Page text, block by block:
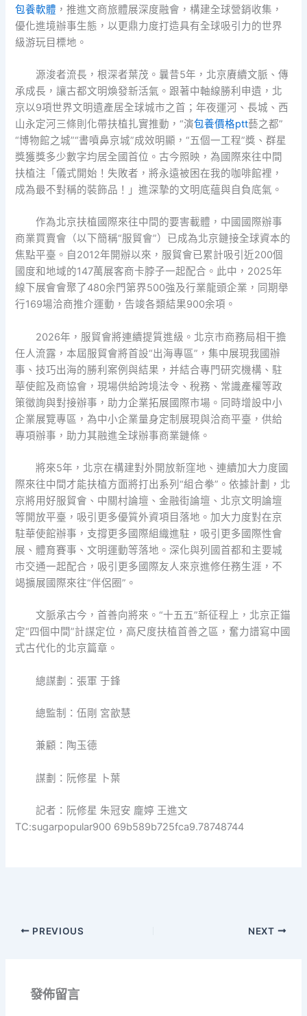
包養軟體 ，推進文商旅體展深度融會，構建全球營銷收集，
優化進境辦事生態，以更鼎力度打造具有全球吸引力的世界
級游玩目標地。
源浚者流長，根深者葉茂。曩昔5年，北京賡續文脈、傳
承成長，讓古都文明煥發新活氣。跟著中軸線勝利申遺，北
京以9項世界文明遺產居全球城市之首；年夜運河、長城、西
山永定河三條則化帶扶植扎實推動，“演包養價格ptt藝之都”
“博物館之城”“書噴鼻京城”成效明顯，“五個一工程”獎、群星
獎獲獎多少數字均居全國首位。古今照映，為國際來往中間
扶植注「儀式開始！失敗者，將永遠被困在我的咖啡館裡，
成為最不對稱的裝飾品！」進深摯的文明底蘊與自負底氣。
作為北京扶植國際來往中間的要害載體，中國國際辦事
商業買賣會（以下簡稱“服貿會”）已成為北京鏈接全球資本的
焦點平臺。自2012年開辦以來，服貿會已累計吸引近200個
國度和地域的147萬展客商卡脖子一起配合。此中，2025年
線下展會會聚了480余門第界500強及行業龍頭企業，同期舉
行169場洽商推介運動，告竣各類結果900余項。
2026年，服貿會將連續提質進級。北京市商務局相干擔
任人流露，本屆服貿會將首設“出海專區”，集中展現我國辦
事、技巧出海的勝利案例與結果，并結合專門研究機構、駐
華使館及商協會，現場供給跨境法令、稅務、常識產權等政
策徵詢與對接辦事，助力企業拓展國際市場。同時增設中小
企業展覽專區，為中小企業量身定制展現與洽商平臺，供給
專項辦事，助力其融進全球辦事商業鏈條。
將來5年，北京在構建對外開放新窪地、連續加大力度國
際來往中間才能扶植方面將打出系列“組合拳”。依據計劃，北
京將用好服貿會、中關村論壇、金融街論壇、北京文明論壇
等開放平臺，吸引更多優質外資項目落地。加大力度對在京
駐華使館辦事，支撐更多國際組織進駐，吸引更多國際性會
展、體育賽事、文明運動等落地。深化與列國首都和主要城
市交通一起配合，吸引更多國際友人來京進修任務生涯，不
竭擴展國際來往“伴侶圈”。
文脈承古今，首善向將來。“十五五”新征程上，北京正錨
定“四個中間”計謀定位，高尺度扶植首善之區，奮力譜寫中國
式古代化的北京篇章。
總謀劃：張軍 于鋒
總監制：伍剛 宮歆慧
兼顧：陶玉德
謀劃：阮修星 卜葉
記者：阮修星 朱冠安 龐婷 王進文
TC:sugarpopular900 69b589b725fca9.78748744
PREVIOUS NEXT
發佈留言